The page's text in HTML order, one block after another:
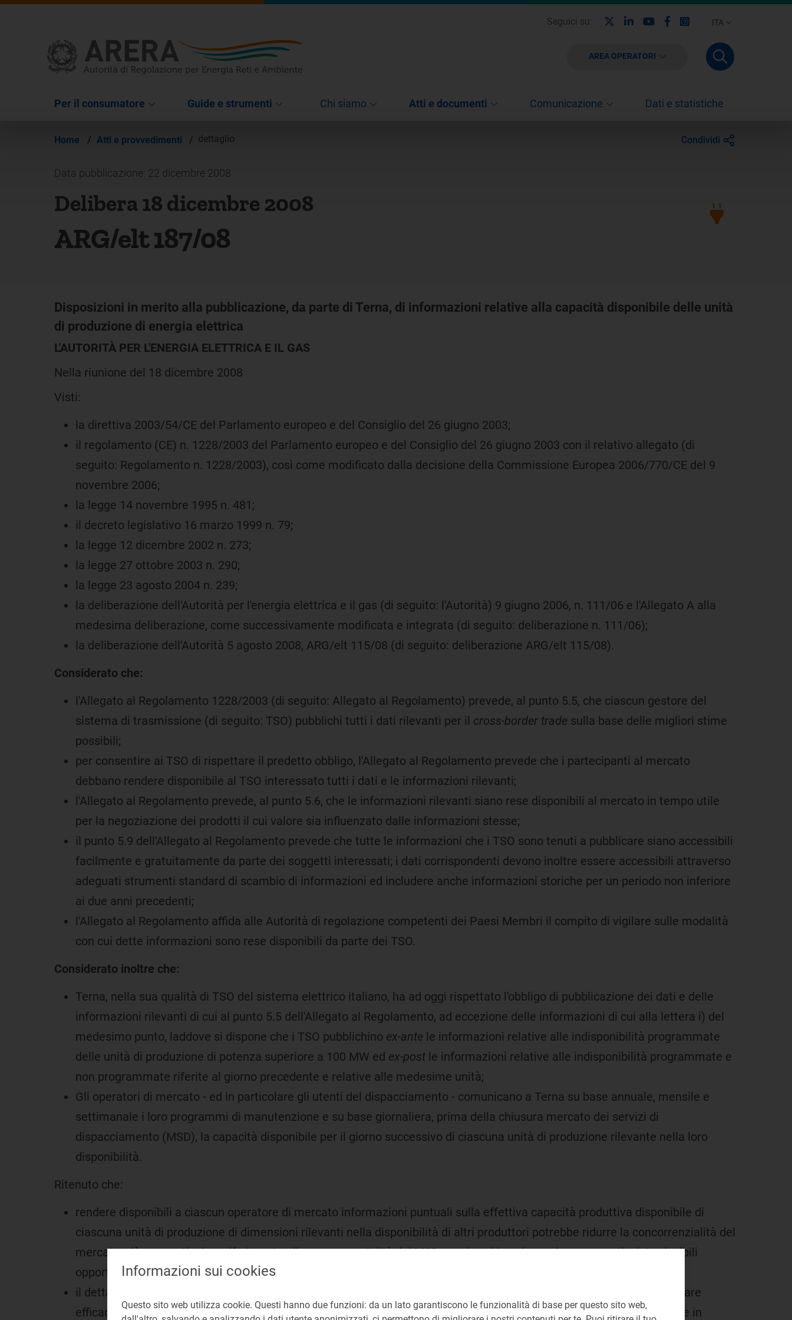
ITA
Seguici su: LinkedinYoutubeFacebook
Instagram
AREA OPERATORI
Per il consumatore Guide e strumenti Chi siamo Atti e documenti Comunicazione Dati e statistiche
Home / Atti e provvedimenti / dettaglio Condividi
Data pubblicazione: 22 dicembre 2008
Delibera 18 dicembre 2008
ARG/elt 187/08
Disposizioni in merito alla pubblicazione, da parte di Terna, di informazioni relative alla capacità disponibile delle unità
di produzione di energia elettrica
L'AUTORITÀ PER L'ENERGIA ELETTRICA E IL GAS
Nella riunione del 18 dicembre 2008
Visti:
la direttiva 2003/54/CE del Parlamento europeo e del Consiglio del 26 giugno 2003;
il regolamento (CE) n. 1228/2003 del Parlamento europeo e del Consiglio del 26 giugno 2003 con il relativo allegato (di
seguito: Regolamento n. 1228/2003), così come modificato dalla decisione della Commissione Europea 2006/770/CE del 9
novembre 2006;
la legge 14 novembre 1995 n. 481;
il decreto legislativo 16 marzo 1999 n. 79;
la legge 12 dicembre 2002 n. 273;
la legge 27 ottobre 2003 n. 290;
la legge 23 agosto 2004 n. 239;
la deliberazione dell'Autorità per l'energia elettrica e il gas (di seguito: l'Autorità) 9 giugno 2006, n. 111/06 e l'Allegato A alla
medesima deliberazione, come successivamente modificata e integrata (di seguito: deliberazione n. 111/06);
la deliberazione dell'Autorità 5 agosto 2008, ARG/elt 115/08 (di seguito: deliberazione ARG/elt 115/08).
Considerato che:
l'Allegato al Regolamento 1228/2003 (di seguito: Allegato al Regolamento) prevede, al punto 5.5, che ciascun gestore del
sistema di trasmissione (di seguito: TSO) pubblichi tutti i dati rilevanti per il cross-border trade sulla base delle migliori stime
possibili;
per consentire ai TSO di rispettare il predetto obbligo, l'Allegato al Regolamento prevede che i partecipanti al mercato
debbano rendere disponibile al TSO interessato tutti i dati e le informazioni rilevanti;
l'Allegato al Regolamento prevede, al punto 5.6, che le informazioni rilevanti siano rese disponibili al mercato in tempo utile
per la negoziazione dei prodotti il cui valore sia influenzato dalle informazioni stesse;
il punto 5.9 dell'Allegato al Regolamento prevede che tutte le informazioni che i TSO sono tenuti a pubblicare siano accessibili
facilmente e gratuitamente da parte dei soggetti interessati; i dati corrispondenti devono inoltre essere accessibili attraverso
adeguati strumenti standard di scambio di informazioni ed includere anche informazioni storiche per un periodo non inferiore
ai due anni precedenti;
l'Allegato al Regolamento affida alle Autorità di regolazione competenti dei Paesi Membri il compito di vigilare sulle modalità
con cui dette informazioni sono rese disponibili da parte dei TSO.
Considerato inoltre che:
Terna, nella sua qualità di TSO del sistema elettrico italiano, ha ad oggi rispettato l'obbligo di pubblicazione dei dati e delle
informazioni rilevanti di cui al punto 5.5 dell'Allegato al Regolamento, ad eccezione delle informazioni di cui alla lettera i) del
medesimo punto, laddove si dispone che i TSO pubblichino ex-ante le informazioni relative alle indisponibilità programmate
delle unità di produzione di potenza superiore a 100 MW ed ex-post le informazioni relative alle indisponibilità programmate e
non programmate riferite al giorno precedente e relative alle medesime unità;
Gli operatori di mercato - ed in particolare gli utenti del dispacciamento - comunicano a Terna su base annuale, mensile e
settimanale i loro programmi di manutenzione e su base giornaliera, prima della chiusura mercato dei servizi di
dispacciamento (MSD), la capacità disponibile per il giorno successivo di ciascuna unità di produzione rilevante nella loro
disponibilità.
Ritenuto che:
rendere disponibili a ciascun operatore di mercato informazioni puntuali sulla effettiva capacità produttiva disponibile di
ciascuna unità di produzione di dimensioni rilevanti nella disponibilità di altri produttori potrebbe ridurre la concorrenzialità del
mercato; ciò con particolare riferimento alla concorrenzialità del MSD e, nei casi in cui non siano presenti o introducibili
opportune misure per il controllo dell'esercizio del potere di mercato eventualmente di carattere locale;
il dettaglio con cui le informazioni di cui al punto 5.5 dell'Allegato al Regolamento devono essere disponibili per risultare
efficaci ai fini di cui all'Allegato al Regolamento medesimo, ovvero delcross border trade, debba essere definito anche in
Informazioni sui cookies
Questo sito web utilizza cookie. Questi hanno due funzioni: da un lato garantiscono le funzionalità di base per questo sito web,